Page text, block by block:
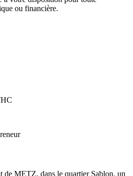
ou financière.
de METZ, dans le quartier Sablon, un